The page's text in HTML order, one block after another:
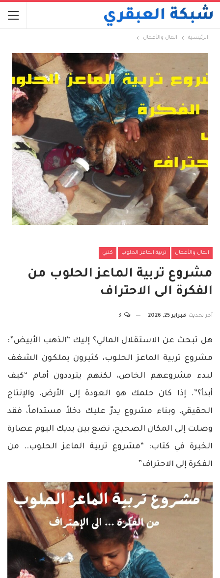
الرئيسية المال والأعمال
المال والأعمال تربية الماعز الحلوب كتبي
مشروع تربية الماعز الحلوب من
الفكرة الى الاحتراف
آخر تحديث فبراير 25, 2026
هل تبحث عن الاستقلال المالي؟ إليك “الذهب الأبيض”:
مشروع تربية الماعز الحلوب، كثيرون يملكون الشغف
لبدء مشروعهم الخاص، لكنهم يترددون أمام “كيف
أبدأ؟”. إذا كان حلمك هو العودة إلى الأرض، والإنتاج
الحقيقي، وبناء مشروع يدرّ عليك دخلاً مستداماً، فقد
وصلت إلى المكان الصحيح، نضع بين يديك اليوم عصارة
الخبرة في كتاب: “مشروع تربية الماعز الحلوب.. من
الفكرة إلى الاحتراف”